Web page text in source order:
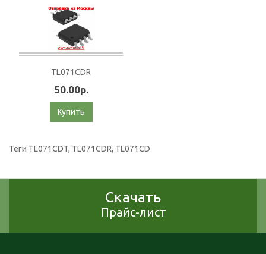
TL071CDR
50.00р.
Купить
Теги TL071CDT, TL071CDR, TL071CD
Скачать
Прайс-лист